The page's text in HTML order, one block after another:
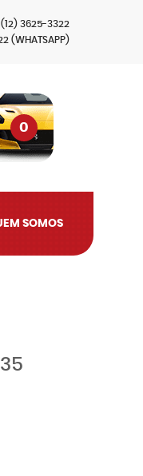
(12) 3625-3322
(WHATSAPP)
0
SOMOS